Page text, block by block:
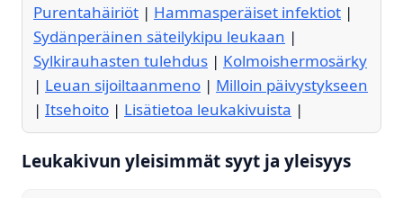
Purentahäiriöt | Hammasperäiset infektiot |
Sydänperäinen säteilykipu leukaan |
Sylkirauhasten tulehdus | Kolmoishermosärky
| Leuan sijoiltaanmeno | Milloin päivystykseen
| Itsehoito | Lisätietoa leukakivuista |
Leukakivun yleisimmät syyt ja yleisyys